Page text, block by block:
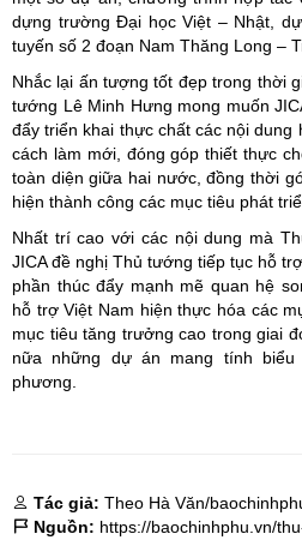
dựng trường Đại học Việt – Nhật,
tuyến số 2 đoạn Nam Thăng Long –
Nhắc lại ấn tượng tốt đẹp trong thời
tướng Lê Minh Hưng mong muốn
đẩy triển khai thực chất các nội
cách làm mới, đóng góp thiết thực
toàn diện giữa hai nước, đồng thời
hiện thành công các mục tiêu phát
Nhất trí cao với các nội dung mà
JICA đề nghị Thủ tướng tiếp tục hỗ
phần thúc đẩy mạnh mẽ quan hệ
hỗ trợ Việt Nam hiện thực hóa các
mục tiêu tăng trưởng cao trong giai
nữa những dự án mang tính
phương.
Tác giả: Theo Hà Văn/
Nguồn: https://baochinhphu.vn/